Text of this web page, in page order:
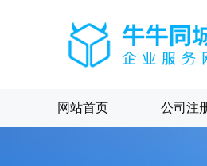
网站首页 公司注